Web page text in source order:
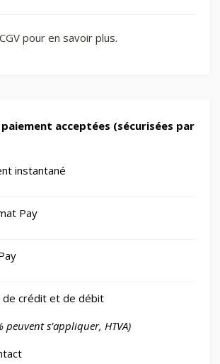
pour en savoir plus.
acceptées (sécurisées par
instantané
Pay
de crédit et de débit
peuvent s’appliquer, HTVA)